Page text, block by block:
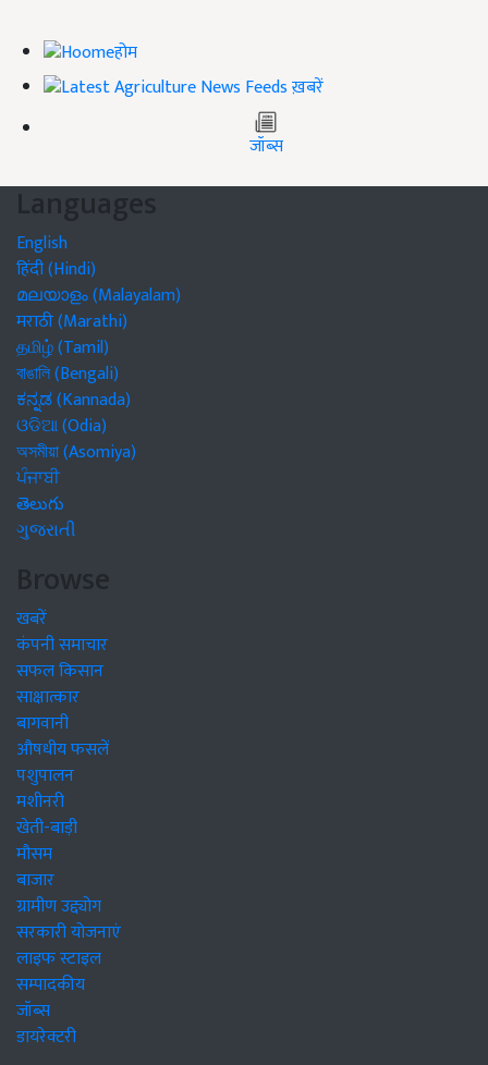
होम
ख़बरें
जॉब्स
Languages
English
हिंदी (Hindi)
മലയാളം (Malayalam)
मराठी (Marathi)
தமிழ் (Tamil)
বাঙালি (Bengali)
ಕನ್ನಡ (Kannada)
ଓଡିଆ (Odia)
অসমীয়া (Asomiya)
ਪੰਜਾਬੀ
తెలుగు
ગુજરાતી
Browse
खबरें
कंपनी समाचार
सफल किसान
साक्षात्कार
बागवानी
औषधीय फसलें
पशुपालन
मशीनरी
खेती-बाड़ी
मौसम
बाजार
ग्रामीण उद्द्योग
सरकारी योजनाएं
लाइफ स्टाइल
सम्पादकीय
जॉब्स
डायरेक्टरी